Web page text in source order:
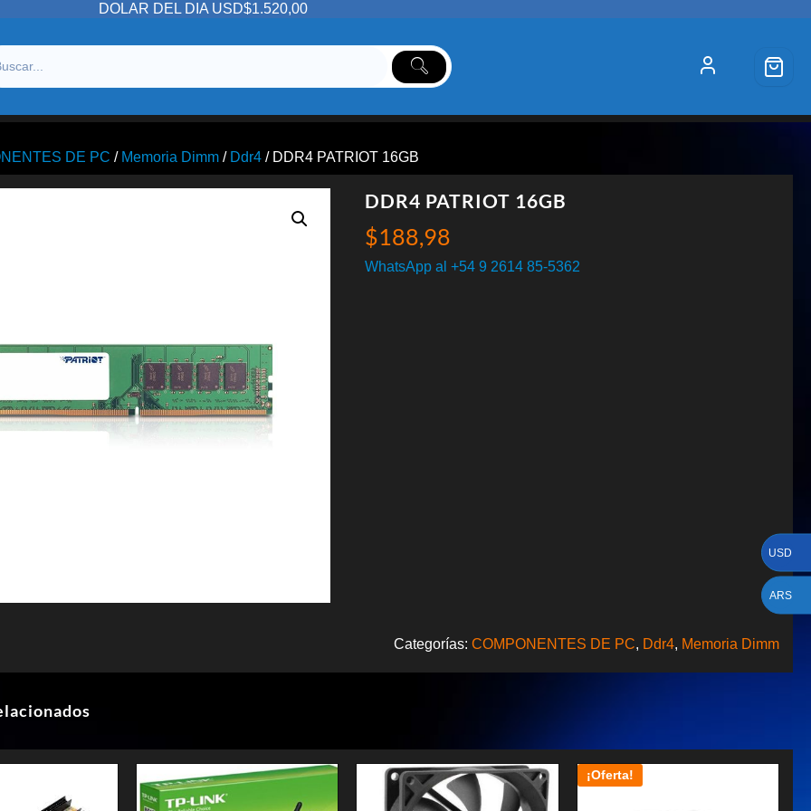
DOLAR DEL DIA USD$1.520,00
DE PC / Memoria Dimm / Ddr4 / DDR4 PATRIOT 16GB
DDR4 PATRIOT 16GB
$188,98
WhatsApp al +54 9 2614 85-5362
Categorías: COMPONENTES DE PC, Ddr4, Memoria Dimm
¡Oferta!
USD
ARS